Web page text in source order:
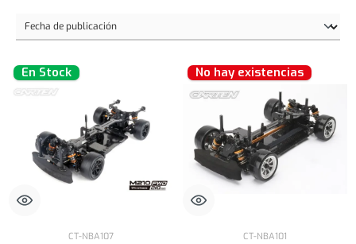
En Stock
CT-NBA107
No hay existencias
CT-NBA101